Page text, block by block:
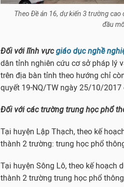
Theo Đề án 16, dự kiến 3 trường
đầu
Đối với lĩnh vựcgiáo dục nghề
dân tỉnh nghiên cứu cơ sở pháp lý
trên địa bàn tỉnh theo hướng chỉ
quyết 19-NQ/TW ngày 25/10/
Đối với các trường trung học phổ
Tại huyện Lập Thạch, theo kế
thành 2 trường: trung học phổ
Tại huyện Sông Lô, theo kế hoạch
thành 2 trường trung học phổ